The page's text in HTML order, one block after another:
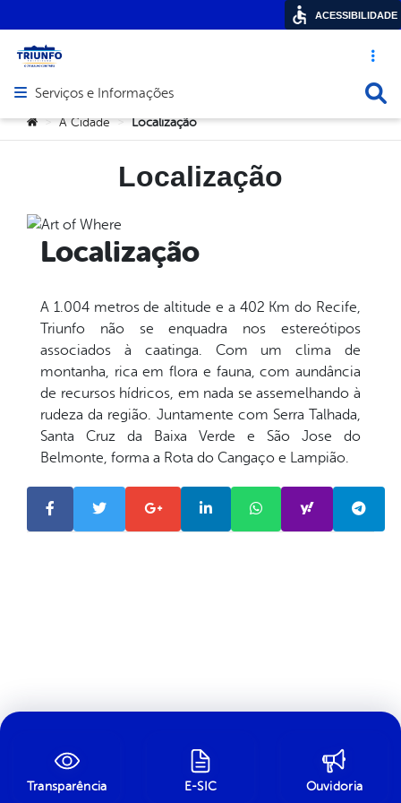
Acesso
Abrir menu principal de navegação
Serviços e Informações
Você está aqui:
> A Cidade > Localização
Localização
Localização
A 1.004 metros de altitude e a 402 Km do Recife,
Triunfo não se enquadra nos estereótipos
associados à caatinga. Com um clima de
montanha, rica em flora e fauna, com aundância
de recursos hídricos, em nada se assemelhando à
rudeza da região. Juntamente com Serra Talhada,
Santa Cruz da Baixa Verde e São Jose do
Belmonte, forma a Rota do Cangaço e Lampião.
Transparência E-SIC Ouvidoria
ACESSIBILIDADE